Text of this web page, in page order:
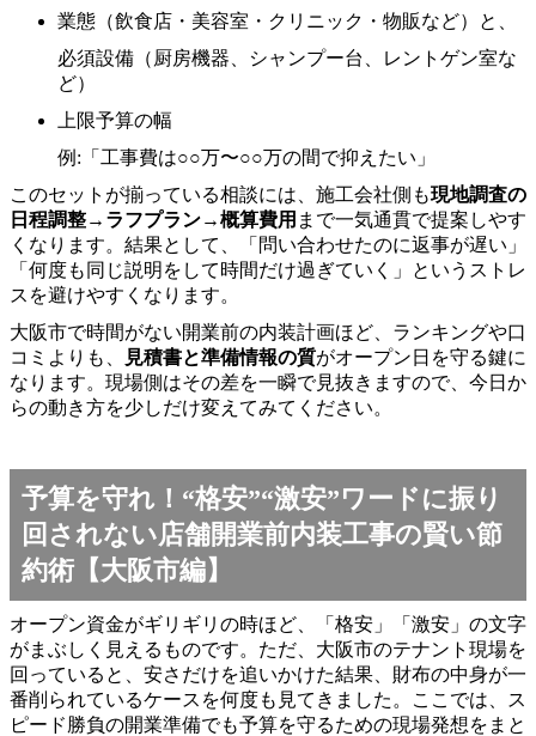
業態（飲食店・美容室・クリニック・物販など）と、
必須設備（厨房機器、シャンプー台、レントゲン室な
ど）
上限予算の幅
例:「工事費は○○万〜○○万の間で抑えたい」
このセットが揃っている相談には、施工会社側も現地調査の
日程調整→ラフプラン→概算費用 まで一気通貫で提案しやす
くなります。結果として、「問い合わせたのに返事が遅い」
「何度も同じ説明をして時間だけ過ぎていく」というストレ
スを避けやすくなります。
大阪市で時間がない開業前の内装計画ほど、ランキングや口
コミよりも、
見積書と準備情報の質がオープン日を守る鍵に
なります。現場側はその差を一瞬で見抜きますので、今日か
らの動き方を少しだけ変えてみてください。
予算を守れ！“格安”“激安”ワードに振り
回されない店舗開業前内装工事の賢い節
約術【大阪市編】
オープン資金がギリギリの時ほど、「格安」「激安」の文字
がまぶしく見えるものです。ただ、大阪市のテナント現場を
回っていると、安さだけを追いかけた結果、財布の中身が一
番削られているケースを何度も見てきました。ここでは、ス
ピード勝負の開業準備でも予算を守るための現場発想をまと